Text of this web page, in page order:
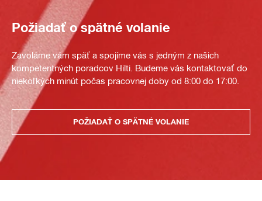
Požiadať o spätné volanie
Zavoláme vám späť a spojíme vás s jedným z našich
kompetentných poradcov Hilti. Budeme vás kontaktovať do
niekoľkých minút počas pracovnej doby od 8:00 do 17:00.
POŽIADAŤ O SPÄTNÉ VOLANIE